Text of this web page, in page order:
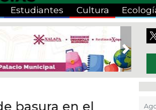
Estudiantes Cultura
Next
basura en el